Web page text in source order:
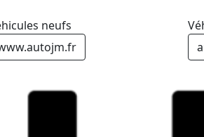
neufs